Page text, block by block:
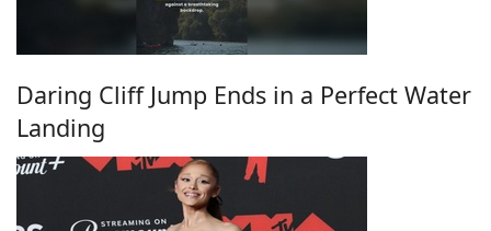
Daring Cliff Jump Ends in a Perfect Water
Landing